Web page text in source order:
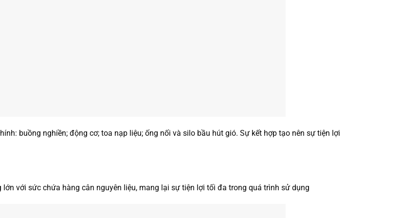
buồng nghiền; động cơ; toa nạp liệu; ống nối và silo bầu hút gió. Sự kết hợp tạo nên sự tiện lợi
với sức chứa hàng cân nguyên liệu, mang lại sự tiện lợi tối đa trong quá trình sử dụng